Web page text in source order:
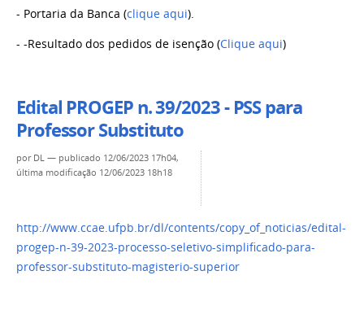
- Portaria da Banca (clique aqui).
- -Resultado dos pedidos de isenção (Clique aqui)
Edital PROGEP n. 39/2023 - PSS para
Professor Substituto
por DL — publicado 12/06/2023 17h04,
última modificação 12/06/2023 18h18
http://www.ccae.ufpb.br/dl/contents/copy_of_noticias/edital-
progep-n-39-2023-processo-seletivo-simplificado-para-
professor-substituto-magisterio-superior